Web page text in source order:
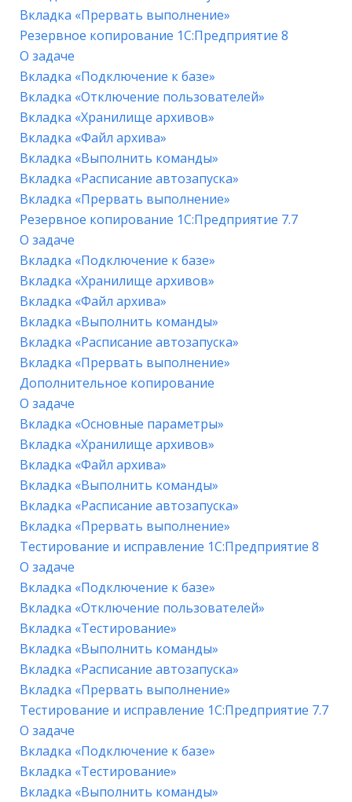
Вкладка «Прервать выполнение»
Резервное копирование 1С:Предприятие 8
О задаче
Вкладка «Подключение к базе»
Вкладка «Отключение пользователей»
Вкладка «Хранилище архивов»
Вкладка «Файл архива»
Вкладка «Выполнить команды»
Вкладка «Расписание автозапуска»
Вкладка «Прервать выполнение»
Резервное копирование 1С:Предприятие 7.7
О задаче
Вкладка «Подключение к базе»
Вкладка «Хранилище архивов»
Вкладка «Файл архива»
Вкладка «Выполнить команды»
Вкладка «Расписание автозапуска»
Вкладка «Прервать выполнение»
Дополнительное копирование
О задаче
Вкладка «Основные параметры»
Вкладка «Хранилище архивов»
Вкладка «Файл архива»
Вкладка «Выполнить команды»
Вкладка «Расписание автозапуска»
Вкладка «Прервать выполнение»
Тестирование и исправление 1С:Предприятие 8
О задаче
Вкладка «Подключение к базе»
Вкладка «Отключение пользователей»
Вкладка «Тестирование»
Вкладка «Выполнить команды»
Вкладка «Расписание автозапуска»
Вкладка «Прервать выполнение»
Тестирование и исправление 1С:Предприятие 7.7
О задаче
Вкладка «Подключение к базе»
Вкладка «Тестирование»
Вкладка «Выполнить команды»